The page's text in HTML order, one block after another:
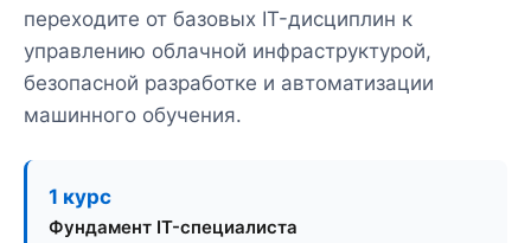
переходите от базовых IT-дисциплин к
управлению облачной инфраструктурой,
безопасной разработке и автоматизации
машинного обучения.
1 курс
Фундамент IT-специалиста